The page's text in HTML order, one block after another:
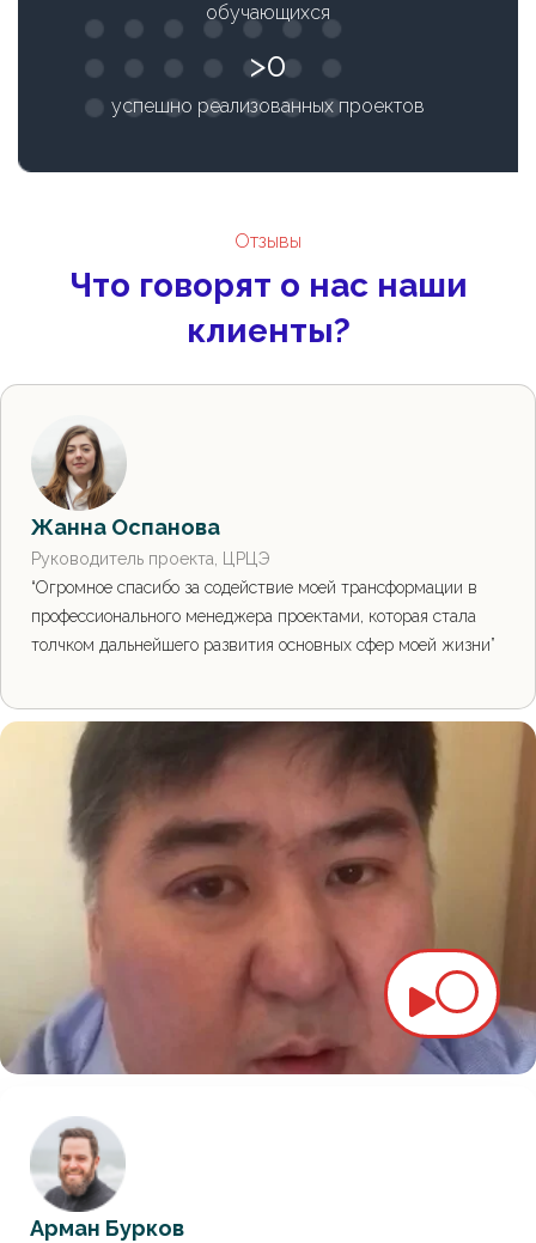
обучающихся
0
успешно реализованных проектов
Отзывы
Что говорят о нас наши
клиенты?
Жанна Оспанова
Руководитель проекта, ЦРЦЭ
“Огромное спасибо за содействие моей трансформации в
профессионального менеджера проектами, которая стала
толчком дальнейшего развития основных сфер моей жизни”
Арман Бурков